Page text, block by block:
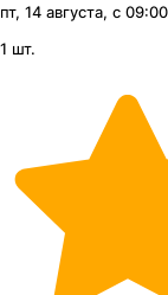
пт, 14 августа, с 09:00
1 шт.